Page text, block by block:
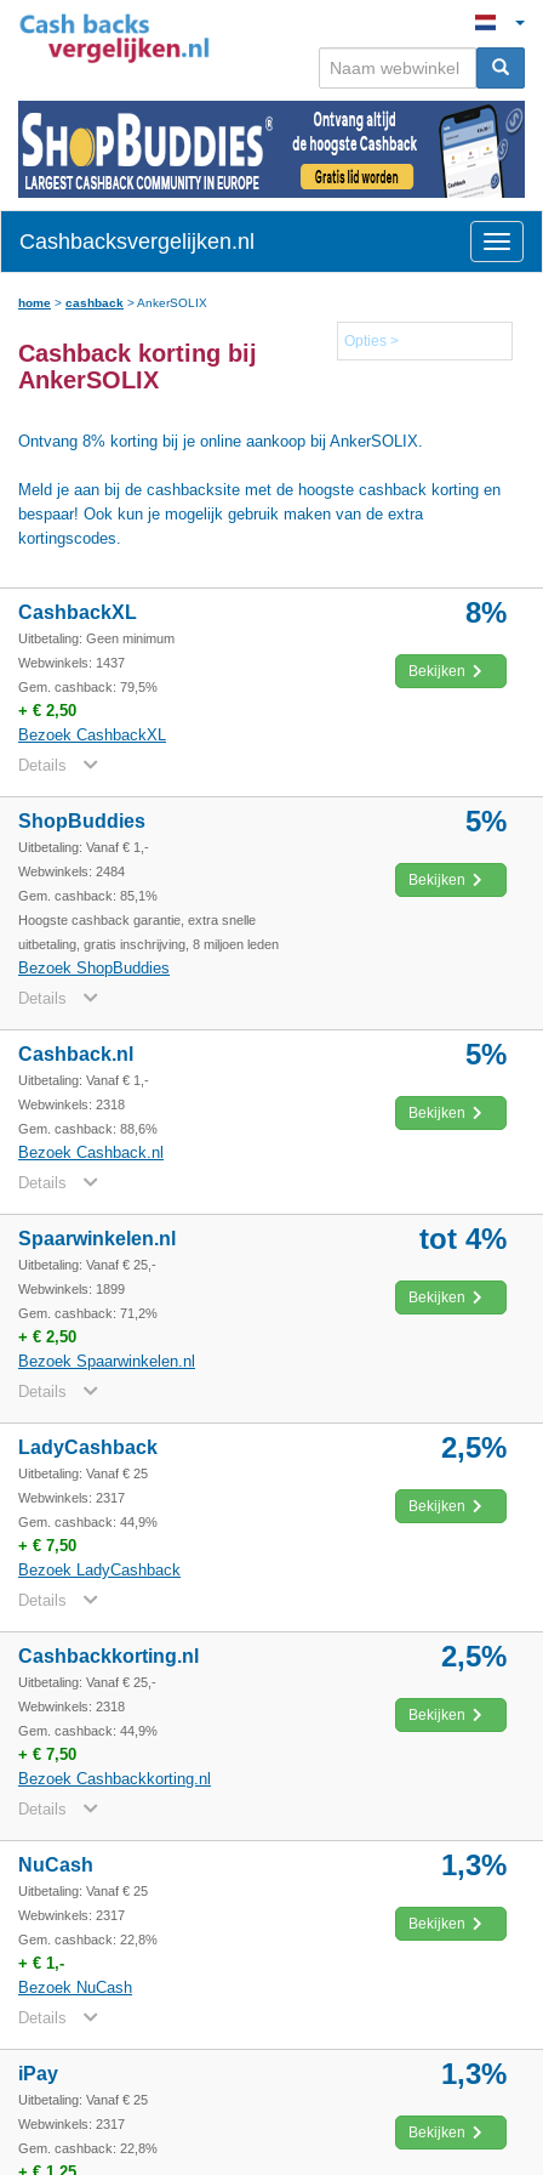
Toggle
Cashbacksvergelijken.nl
home > cashback >AnkerSOLIX
Opties >
Cashback korting bij
AnkerSOLIX
Ontvang 8% korting bij je online aankoop bij AnkerSOLIX.
Meld je aan bij de cashbacksite met de hoogste cashback korting en
bespaar! Ook kun je mogelijk gebruik maken van de extra
kortingscodes.
CashbackXL
Uitbetaling: Geen minimum
Webwinkels: 1437
Gem. cashback: 79,5%
+ € 2,50
Bezoek CashbackXL
Details
8%
Bekijken
ShopBuddies
Uitbetaling: Vanaf € 1,-
Webwinkels: 2484
Gem. cashback: 85,1%
Hoogste cashback garantie, extra snelle
uitbetaling, gratis inschrijving, 8 miljoen leden
Bezoek ShopBuddies
Details
5%
Bekijken
Cashback.nl
Uitbetaling: Vanaf € 1,-
Webwinkels: 2318
Gem. cashback: 88,6%
Bezoek Cashback.nl
Details
5%
Bekijken
Spaarwinkelen.nl
Uitbetaling: Vanaf € 25,-
Webwinkels: 1899
Gem. cashback: 71,2%
+ € 2,50
Bezoek Spaarwinkelen.nl
Details
tot 4%
Bekijken
LadyCashback
Uitbetaling: Vanaf € 25
Webwinkels: 2317
Gem. cashback: 44,9%
+ € 7,50
Bezoek LadyCashback
Details
2,5%
Bekijken
Cashbackkorting.nl
Uitbetaling: Vanaf € 25,-
Webwinkels: 2318
Gem. cashback: 44,9%
+ € 7,50
Bezoek Cashbackkorting.nl
Details
2,5%
Bekijken
NuCash
Uitbetaling: Vanaf € 25
Webwinkels: 2317
Gem. cashback: 22,8%
+ € 1,-
Bezoek NuCash
Details
1,3%
Bekijken
iPay
Uitbetaling: Vanaf € 25
Webwinkels: 2317
Gem. cashback: 22,8%
1,3%
Bekijken